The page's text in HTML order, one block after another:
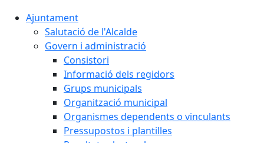
Ajuntament
Salutació de l'Alcalde
Govern i administració
Consistori
Informació dels regidors
Grups municipals
Organització municipal
Organismes dependents o vinculants
Pressupostos i plantilles